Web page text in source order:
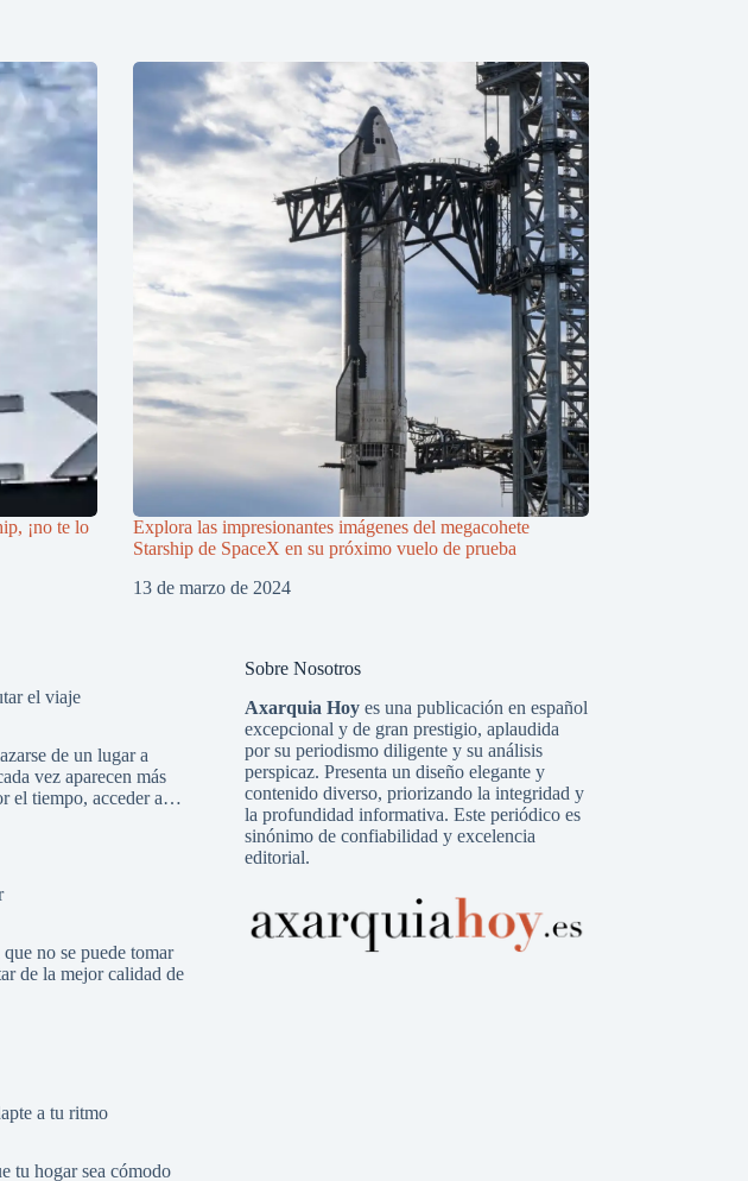
¡no te lo
Explora las impresionantes imágenes del megacohete
Starship de SpaceX en su próximo vuelo de prueba
13 de marzo de 2024
el viaje
de un lugar a
vez aparecen más
el tiempo, acceder a…
no se puede tomar
de la mejor calidad de
a tu ritmo
tu hogar sea cómodo
Sobre Nosotros
Axarquia Hoyes una publicación en español
excepcional y de gran prestigio, aplaudida
por su periodismo diligente y su análisis
perspicaz. Presenta un diseño elegante y
contenido diverso, priorizando la integridad y
la profundidad informativa. Este periódico es
sinónimo de confiabilidad y excelencia
editorial.